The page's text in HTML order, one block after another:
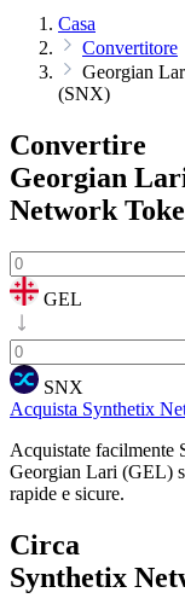
Casa
Convertitore
Georgian
(SNX)
Convertire
Georgian
Network
GEL
SNX
Acquista Synthetix
Acquistate
Georgian Lari (GEL)
rapide e sicure.
Circa
Synthetix